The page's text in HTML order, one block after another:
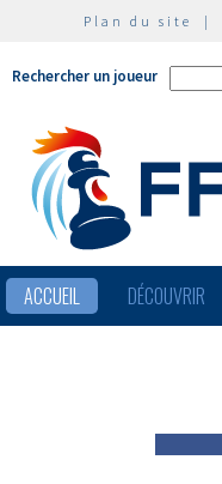
Plan du site |
Rechercher un joueur
ACCUEIL DÉCOUVRIR